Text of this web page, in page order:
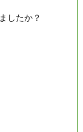
したか？